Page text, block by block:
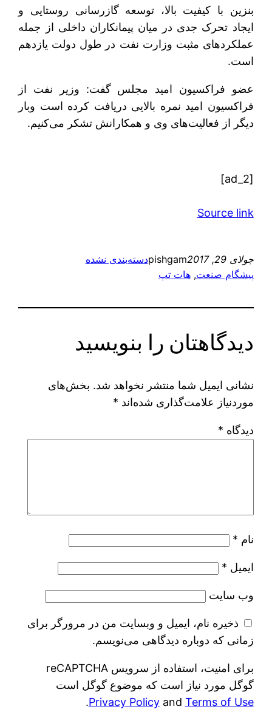
بنزین با کیفیت بالا، توسعه گازرسانی روستایی و
ایجاد تحرک جدی در میان پیمانکاران داخلی از جمله
عملکردهای مثبت وزارت نفت در طول دولت یازدهم
است.
عضو فراکسیون امید مجلس گفت: وزیر نفت از
فراکسیون امید نمره بالایی دریافت کرده است وبار
دیگر از فعالیت‌های وی و همکارانش تشکر می‌کنیم.
[ad_2]
Source link
جولای 29, 2017 pishgamدسته‌بندی نشده
پیشگام صنعت, هات تپ
دیدگاهتان را بنویسید
نشانی ایمیل شما منتشر نخواهد شد. بخش‌های
موردنیاز علامت‌گذاری شده‌اند *
دیدگاه *
نام *
ایمیل *
وب‌ سایت
ذخیره نام، ایمیل و وبسایت من در مرورگر برای
زمانی که دوباره دیدگاهی می‌نویسم.
برای امنیت، استفاده از سرویس reCAPTCHA
گوگل مورد نیاز است که موضوع گوگل است
Privacy Policyand Terms of Use
.